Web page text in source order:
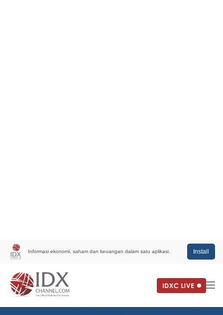
Informasi ekonomi, saham dan keuangan dalam satu aplikasi. Install